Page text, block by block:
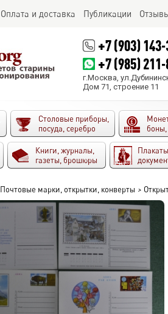
Оплата и доставка Публикации
+7 (903)
+7 (985)
г.Москва,
Дом 71, строение 11
Столовые приборы,
посуда, серебро
Книги, журналы,
газеты, брошюры
Почтовые марки, открытки, конверты >